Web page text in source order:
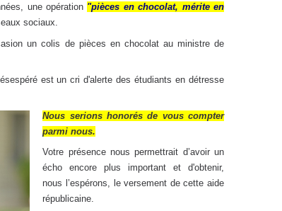
une opération "pièces en chocolat, mérite en
sociaux.
un colis de pièces en chocolat au ministre de
est un cri d'alerte des étudiants en détresse
Nous serions honorés de vous compter
parmi nous.
Votre présence nous permettrait d’avoir un
écho encore plus important et d'obtenir,
nous l’espérons, le versement de cette aide
républicaine.